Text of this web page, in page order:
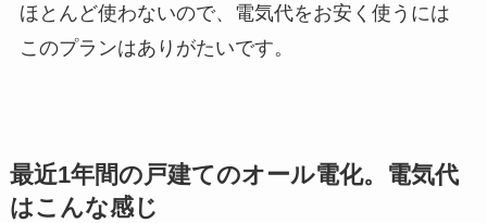
ほとんど使わないので、電気代をお安く使うには
このプランはありがたいです。
最近1年間の戸建てのオール電化。電気代
はこんな感じ